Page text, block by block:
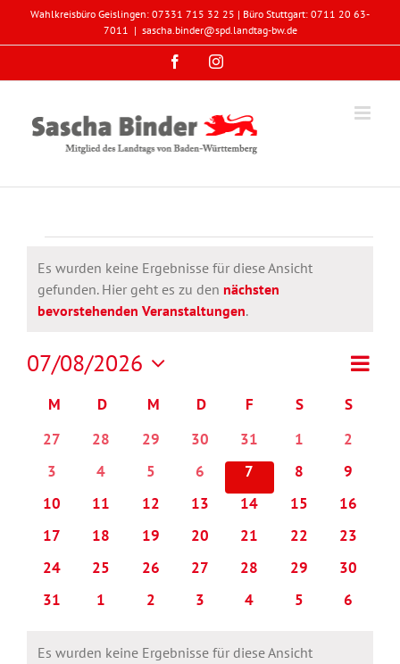
Wahlkreisbüro Geislingen: 07331 715 32 25 | Büro Stuttgart: 0711 20 63-
7011 | sascha.binder@spd.landtag-bw.de
FacebookInstagram
Veranstaltungen
Hinweis
Es wurden keine Ergebnisse für diese Ansicht
gefunden. Hier geht es zu den nächsten
bevorstehenden Veranstaltungen.
Monat
07/08/2026
wählen.
Kalender
von
M MONTAG
D DIENSTAG
M MITTWOCH
D DONNERSTAG
F FREITAG
SSAMSTAG
S
0
27
0
28
0
Veranstaltungen
29
0
Veranstaltungen
30
0
Veranstaltungen
31
0
1
0
2
0
3
0
4
0
Veranstaltungen
5
0
Veranstaltungen
6
0
Veranstaltungen
7
0
8
0
9
0
10
0
11
0
12
0
13
0
14
0
15
0
16
0
17
0
18
0
19
0
20
0
21
0
22
0
23
0
24
0
25
0
26
0
27
0
28
0
29
0
30
0
31
0
1
0
2
0
3
0
4
0
5
0
6
Es wurden keine Ergebnisse für diese Ansicht